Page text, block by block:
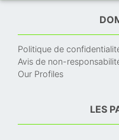
Politique de
Avis de non-
Our Profiles
LES